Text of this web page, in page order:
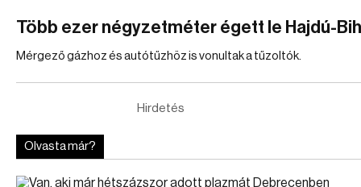
Több ezer négyzetméter égett le Hajdú-
Mérgező gázhoz és autótűzhöz is vonultak a tűzoltók.
Hirdetés
Olvasta már?